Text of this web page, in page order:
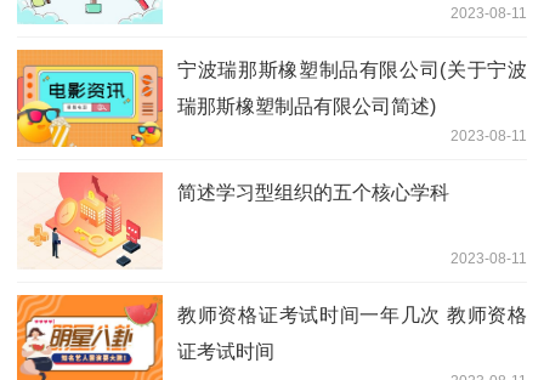
2023-08-11
宁波瑞那斯橡塑制品有限公司(关于宁波
瑞那斯橡塑制品有限公司简述)
2023-08-11
简述学习型组织的五个核心学科
2023-08-11
教师资格证考试时间一年几次 教师资格
证考试时间